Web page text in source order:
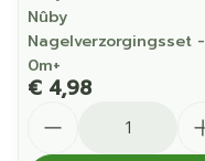
Nûby
Nagelverzorgingsset -
0m+
€ 4,98